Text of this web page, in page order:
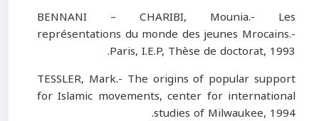
BENNANI – CHARIBI, Mounia.- Les
représentations du monde des jeunes Mrocains.-
Paris, I.E.P, Thèse de doctorat, 1993.
TESSLER, Mark.- The origins of popular support
for Islamic movements, center for international
studies of Milwaukee, 1994.